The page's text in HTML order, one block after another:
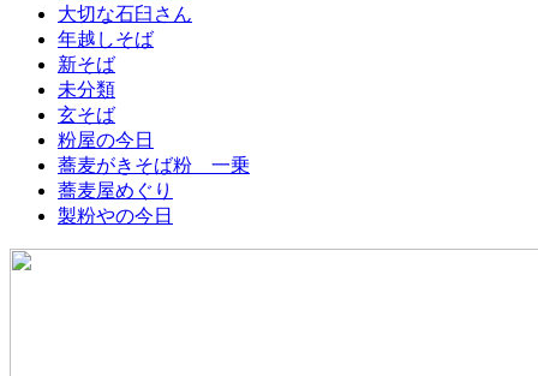
大切な石臼さん
年越しそば
新そば
未分類
玄そば
粉屋の今日
蕎麦がきそば粉 一乗
蕎麦屋めぐり
製粉やの今日